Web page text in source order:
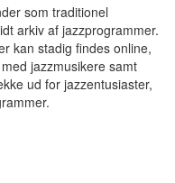
som traditionel
arkiv af jazzprogrammer.
kan stadig findes online,
jazzmusikere samt
ud for jazzentusiaster,